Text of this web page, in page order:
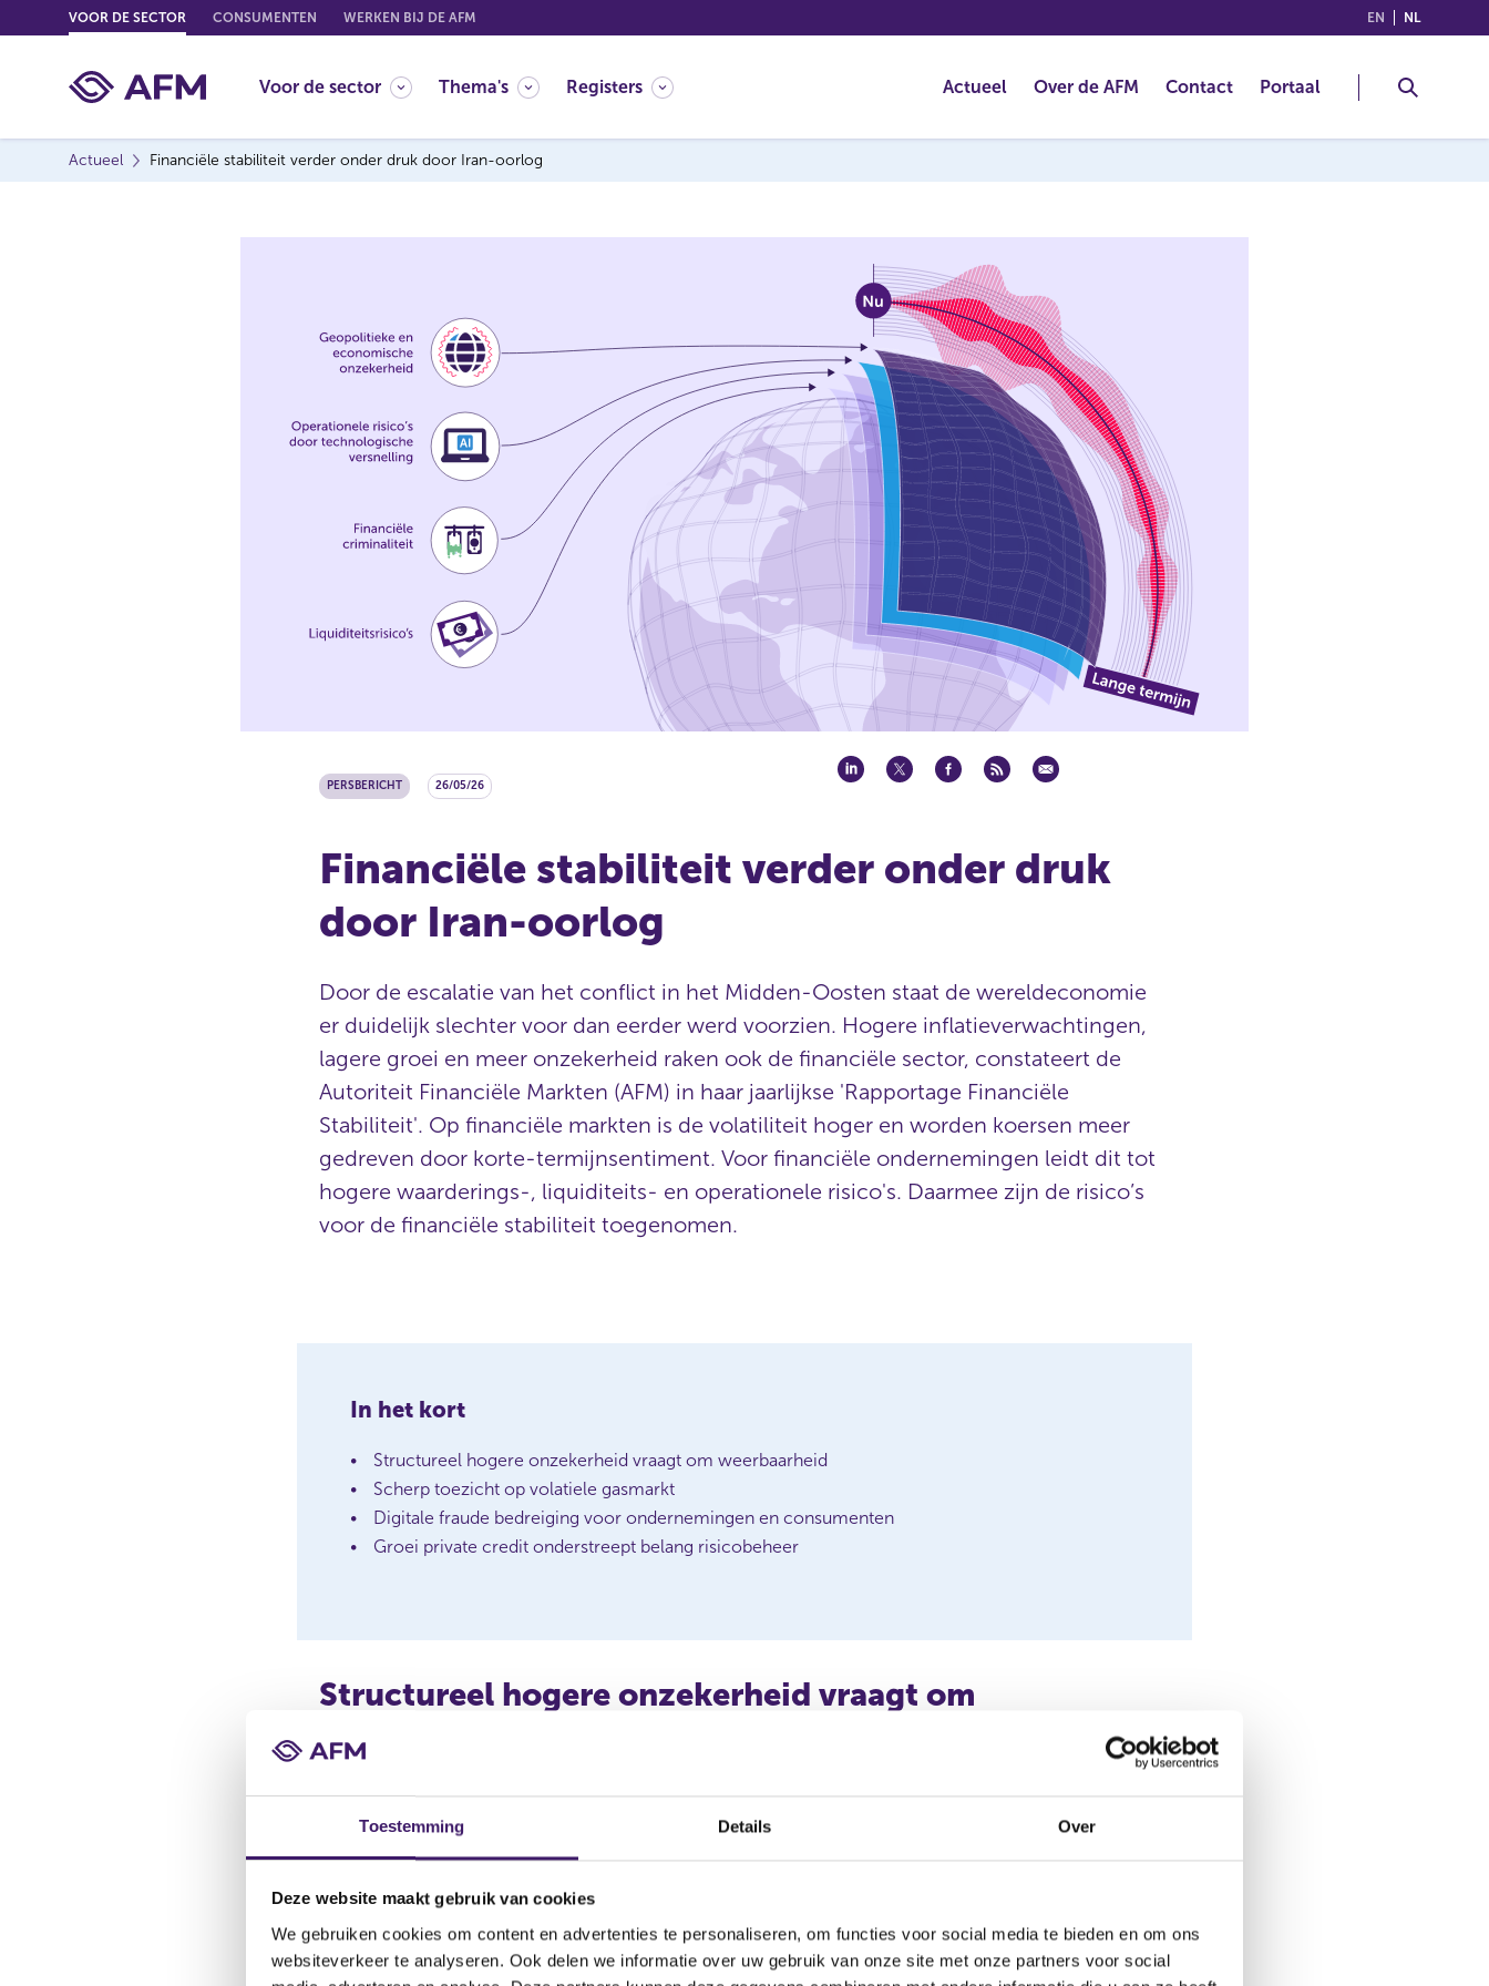
Toestemming Details Over
Deze website maakt gebruik van cookies
We gebruiken cookies om content en advertenties te personaliseren, om functies voor social media te bieden en om ons
websiteverkeer te analyseren. Ook delen we informatie over uw gebruik van onze site met onze partners voor social
o
o
EN (ENGLISH)
NL
VOOR DE SECTOR CONSUMENTEN WERKEN BIJ DE AFM
Voor de sector Thema's Registers Actueel Over de AFM Contact Portaal
Actueel Financiële stabiliteit verder onder druk door Iran-oorlog
PERSBERICHT 26/05/26
Financiële stabiliteit verder onder druk
door Iran-oorlog
Door de escalatie van het conflict in het Midden-Oosten staat de wereldeconomie
er duidelijk slechter voor dan eerder werd voorzien. Hogere inflatieverwachtingen,
lagere groei en meer onzekerheid raken ook de financiële sector, constateert de
Autoriteit Financiële Markten (AFM) in haar jaarlijkse 'Rapportage Financiële
Stabiliteit'. Op financiële markten is de volatiliteit hoger en worden koersen meer
gedreven door korte-termijnsentiment. Voor financiële ondernemingen leidt dit tot
hogere waarderings-, liquiditeits- en operationele risico's. Daarmee zijn de risico’s
voor de financiële stabiliteit toegenomen.
In het kort
Structureel hogere onzekerheid vraagt om weerbaarheid
Scherp toezicht op volatiele gasmarkt
Digitale fraude bedreiging voor ondernemingen en consumenten
Groei private credit onderstreept belang risicobeheer
Structureel hogere onzekerheid vraagt om
weerbaarheid
Hogere inflatieverwachtingen, afzwakkende economische groei en toenemende geopolitieke
onzekerheid werken op meerdere manieren door naar de financiële stabiliteit. Oplopende kosten en
risico op abrupte correcties en mogelijke liquiditeitsdruk bij financiële ondernemingen. Daarnaast
vergroten deze spanningen de kans op cyberaanvallen en verstoringen van kritieke infrastructuur.
Laura van Geest, bestuursvoorzitter van de AFM: “Onzekerheid is het nieuwe normaal. De financiële sector